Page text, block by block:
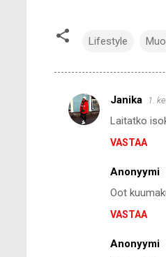
Lifestyle
K
o
Janika 1.
Laitatko
VASTAA
Anonyymi
Oot
VASTAA
Anonyymi